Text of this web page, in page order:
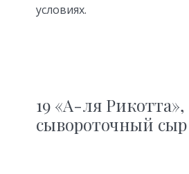
условиях.
19 «А-ля Рикотта»,
сывороточный сыр